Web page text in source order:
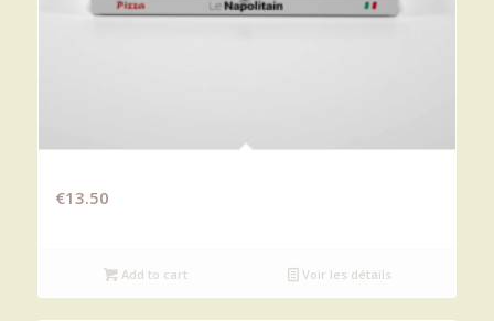
€13.50
Add to cart Voir les détails